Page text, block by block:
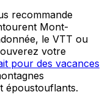
recommande
Mont-
le VTT ou
votre
pour des vacances
époustouflants.